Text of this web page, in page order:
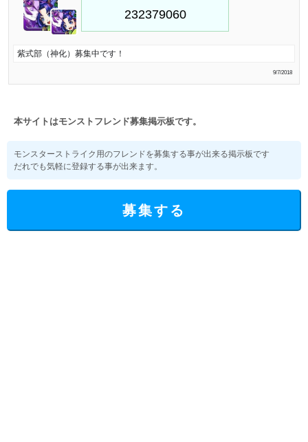
紫式部（神化）募集中です！
9/7/2018
本サイトはモンストフレンド募集掲示板です。
モンスターストライク用のフレンドを募集する事が出来る掲示板です
だれでも気軽に登録する事が出来ます。
募集する